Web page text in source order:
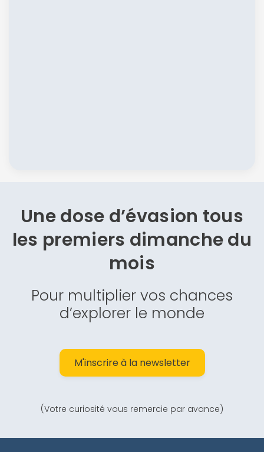
Une dose d’évasion tous
les premiers dimanche du
mois
Pour multiplier vos chances
d’explorer le monde
M'inscrire à la newsletter
(Votre curiosité vous remercie par avance)